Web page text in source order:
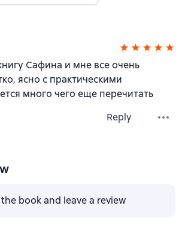
Сафина и мне все очень
ясно с практическими
много чего еще перечитать
Reply
book and leave a review